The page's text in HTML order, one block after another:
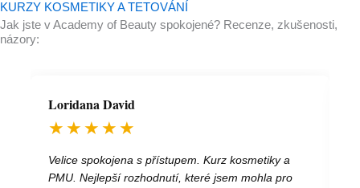
KURZY KOSMETIKY A TETOVÁNÍ
Jak jste v Academy of Beauty spokojené? Recenze, zkušenosti,
názory:
Loridana David
★★★★★
Velice spokojena s přístupem. Kurz kosmetiky a
PMU. Nejlepší rozhodnutí, které jsem mohla pro